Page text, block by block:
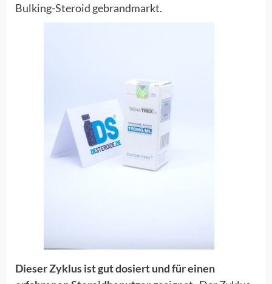
Bulking-Steroid gebrandmarkt.
Dieser Zyklus ist gut dosiert und für einen